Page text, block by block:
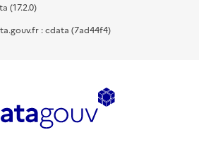
(17.2.0)
: cdata (7ad44f4)